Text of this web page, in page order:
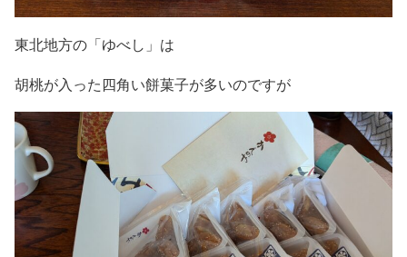
東北地方の「ゆべし」は
胡桃が入った四角い餅菓子が多いのですが